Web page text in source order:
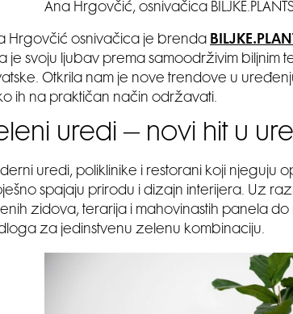
Ana Hrgovčić, osnivačica
Hrgovčić osnivačica je brenda
je svoju ljubav prema samoodrživim biljnim
Otkrila nam je nove trendove u
ih na praktičan način održavati.
uredi – novi hit u
uredi, poliklinike i restorani koji njeguju
spajaju prirodu i dizajn interijera. Uz
zidova, terarija i mahovinastih panela do
za jedinstvenu zelenu kombinaciju.